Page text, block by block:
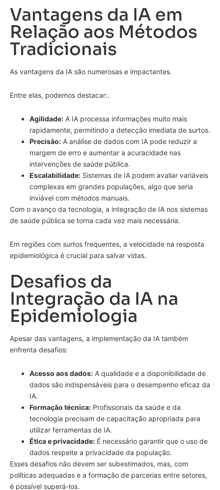
Vantagens da IA em
Relação aos Métodos
Tradicionais
As vantagens da IA são numerosas e impactantes.
Entre elas, podemos destacar:.
Agilidade: A IA processa informações muito mais
rapidamente, permitindo a detecção imediata de surtos.
Precisão: A análise de dados com IA pode reduzir a
margem de erro e aumentar a acuracidade nas
intervenções de saúde pública.
Escalabilidade: Sistemas de IA podem avaliar variáveis
complexas em grandes populações, algo que seria
inviável com métodos manuais.
Com o avanço da tecnologia, a integração de IA nos sistemas
de saúde pública se torna cada vez mais necessária.
Em regiões com surtos frequentes, a velocidade na resposta
epidemiológica é crucial para salvar vidas.
Desafios da
Integração da IA na
Epidemiologia
Apesar das vantagens, a implementação da IA também
enfrenta desafios:
Acesso aos dados: A qualidade e a disponibilidade de
dados são indispensáveis para o desempenho eficaz da
IA.
Formação técnica: Profissionais da saúde e da
tecnologia precisam de capacitação apropriada para
utilizar ferramentas de IA.
Ética e privacidade: É necessário garantir que o uso de
dados respeite a privacidade da população.
Esses desafios não devem ser subestimados, mas, com
políticas adequadas e a formação de parcerias entre setores,
é possível superá-los.